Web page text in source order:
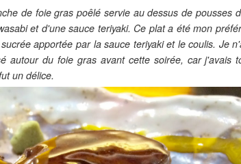
de foie gras poêlé servie au dessus de pousses
et d'une sauce teriyaki. Ce plat a été mon
apportée par la sauce teriyaki et le coulis. Je
autour du foie gras avant cette soirée, car j'avais
un délice.